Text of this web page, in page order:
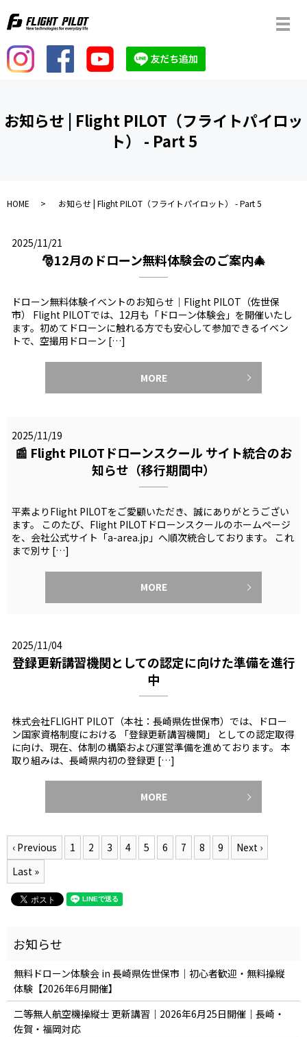
お知らせ | Flight PILOT（フライトパイロッ
ト） - Part 5
HOME お知らせ | Flight PILOT（フライトパイロット） - Part 5
2025/11/21
🎅12月のドローン無料体験会のご案内🎄
ドローン無料体験イベントのお知らせ｜Flight PILOT（佐世保
市） Flight PILOTでは、12月も「ドローン体験会」を開催いたし
ます。初めてドローンに触れる方でも安心して参加できるイベン
トで、空撮用ドローン […]
MORE
2025/11/19
📰 Flight PILOTドローンスクール サイト統合のお
知らせ（移行期間中）
平素よりFlight PILOTをご愛顧いただき、誠にありがとうござい
ます。 このたび、Flight PILOTドローンスクールのホームページ
を、会社公式サイト「a-area.jp」へ順次統合しております。 これ
まで別サ […]
MORE
2025/11/04
登録更新講習機関としての認定に向けた準備を進行
中
株式会社FLIGHT PILOT（本社：長崎県佐世保市）では、ドロー
ン国家資格制度における 「登録更新講習機関」 としての認定取得
に向け、現在、体制の構築および運営準備を進めております。 本
取り組みは、長崎県内初の登録更 […]
MORE
‹ Previous 1 2 3 4 5 6 7 8 9
Next ›
Last »
無料ドローン体験会 in 長崎県佐世保市｜初心者歓迎・無料操縦
体験【2026年6月開催】
二等無人航空機操縦士 更新講習｜2026年6月25日開催｜長崎・
佐賀・福岡対応